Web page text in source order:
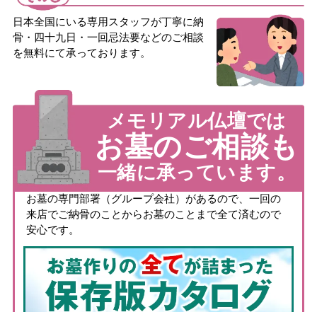
日本全国にいる専用スタッフが丁寧に納
骨・四十九日・一回忌法要などのご相談
を無料にて承っております。
メモリアル仏壇では
お墓のご相談も
一緒に承っています。
お墓の専門部署（グループ会社）があるので、一回の
来店でご納骨のことからお墓のことまで全て済むので
安心です。